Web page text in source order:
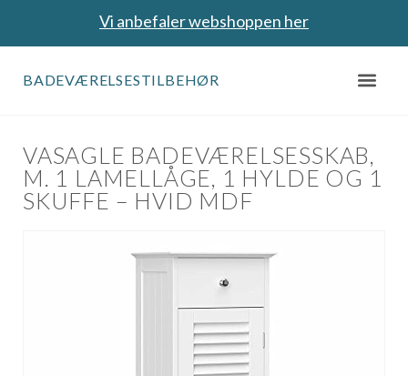
Vi anbefaler webshoppen her
BADEVÆRELSESTILBEHØR
VASAGLE BADEVÆRELSESSKAB,
M. 1 LAMELLÅGE, 1 HYLDE OG 1
SKUFFE – HVID MDF